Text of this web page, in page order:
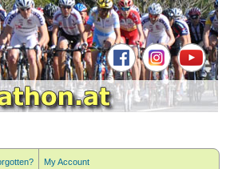
My Account